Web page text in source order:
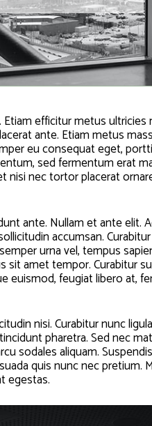
efficitur metus ultricies
ante. Etiam metus
eu consequat eget,
sed fermentum erat
nisi nec tortor placerat
ante. Nullam et ante elit.
accumsan.
urna vel, tempus
amet tempor. Curabitur
euismod, feugiat libero at,
nisi. Curabitur nunc
pharetra. Sed nec
sodales aliquam.
quis nunc nec pretium.
egestas.